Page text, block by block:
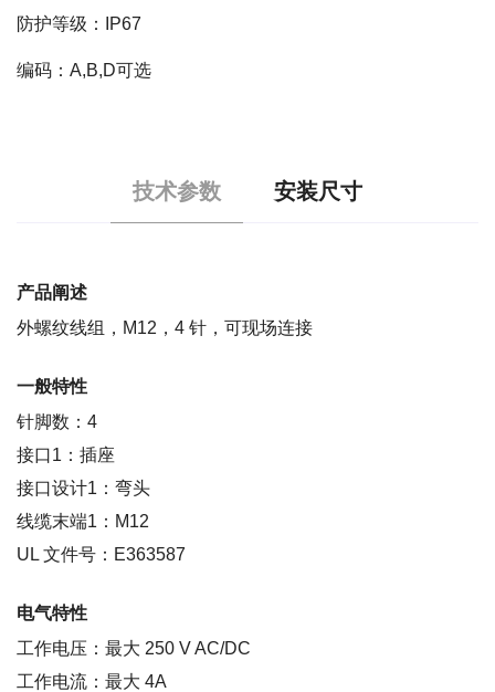
防护等级：IP67
编码：A,B,D可选
技术参数 安装尺寸
产品阐述
外螺纹线组，M12，4 针，可现场连接
一般特性
针脚数：4
接口1：插座
接口设计1：弯头
线缆末端1：M12
UL 文件号：E363587
电气特性
工作电压：最大 250 V AC/DC
工作电流：最大 4A